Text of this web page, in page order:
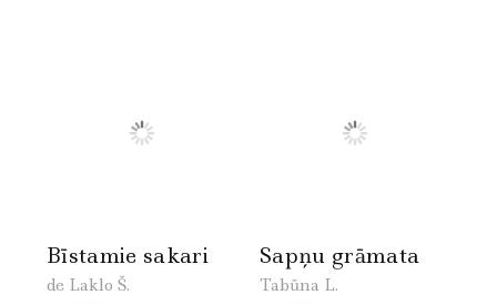
Bīstamie sakari
de Laklo Š.
Sapņu grāmata
Tabūna L.